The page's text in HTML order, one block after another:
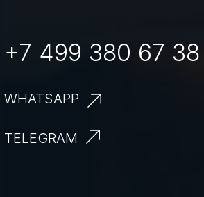
+7 499 380 67 38
TELEGRAM
WHATSAPP